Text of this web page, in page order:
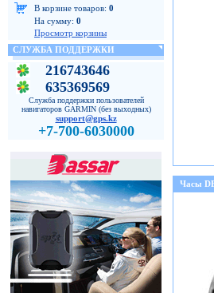
В корзине товаров: 0
На сумму: 0
Просмотр корзины
СЛУЖБА ПОДДЕРЖКИ
216743646
635369569
Служба поддержки пользователей
навигаторов GARMIN (без выходных)
support@gps.kz
+7-700-6030000
Часы